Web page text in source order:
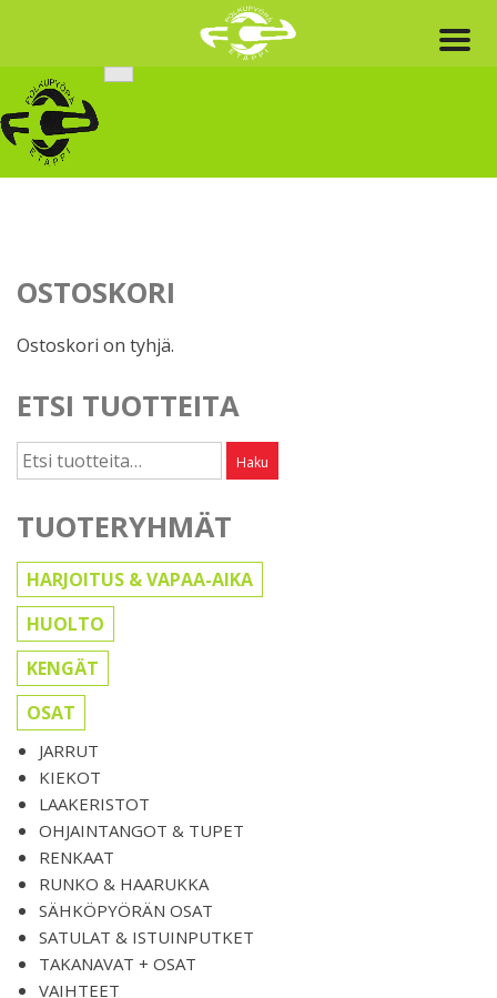
content
OSTOSKORI
Ostoskori on tyhjä.
ETSI TUOTTEITA
Etsi: Haku
TUOTERYHMÄT
HARJOITUS & VAPAA-AIKA
HUOLTO
KENGÄT
OSAT
JARRUT
KIEKOT
LAAKERISTOT
OHJAINTANGOT & TUPET
RENKAAT
RUNKO & HAARUKKA
SÄHKÖPYÖRÄN OSAT
SATULAT & ISTUINPUTKET
TAKANAVAT + OSAT
VAIHTEET